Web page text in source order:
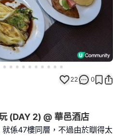
22 0
(DAY 2) @ 華邑酒店
係47樓同層，不過由於瞓得太